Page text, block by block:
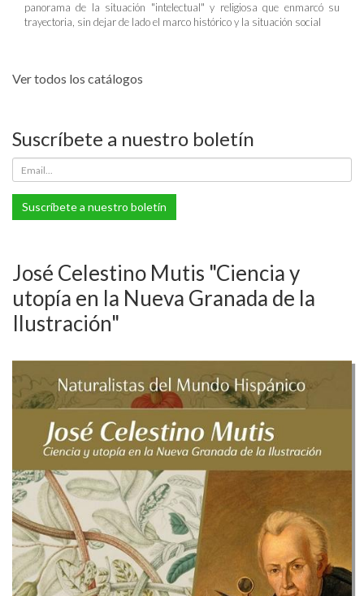
panorama de la situación "intelectual" y religiosa que enmarcó su
trayectoria, sin dejar de lado el marco histórico y la situación social
Ver todos los catálogos
Suscríbete a nuestro boletín
Suscríbete a nuestro boletín
José Celestino Mutis "Ciencia y
utopía en la Nueva Granada de la
Ilustración"